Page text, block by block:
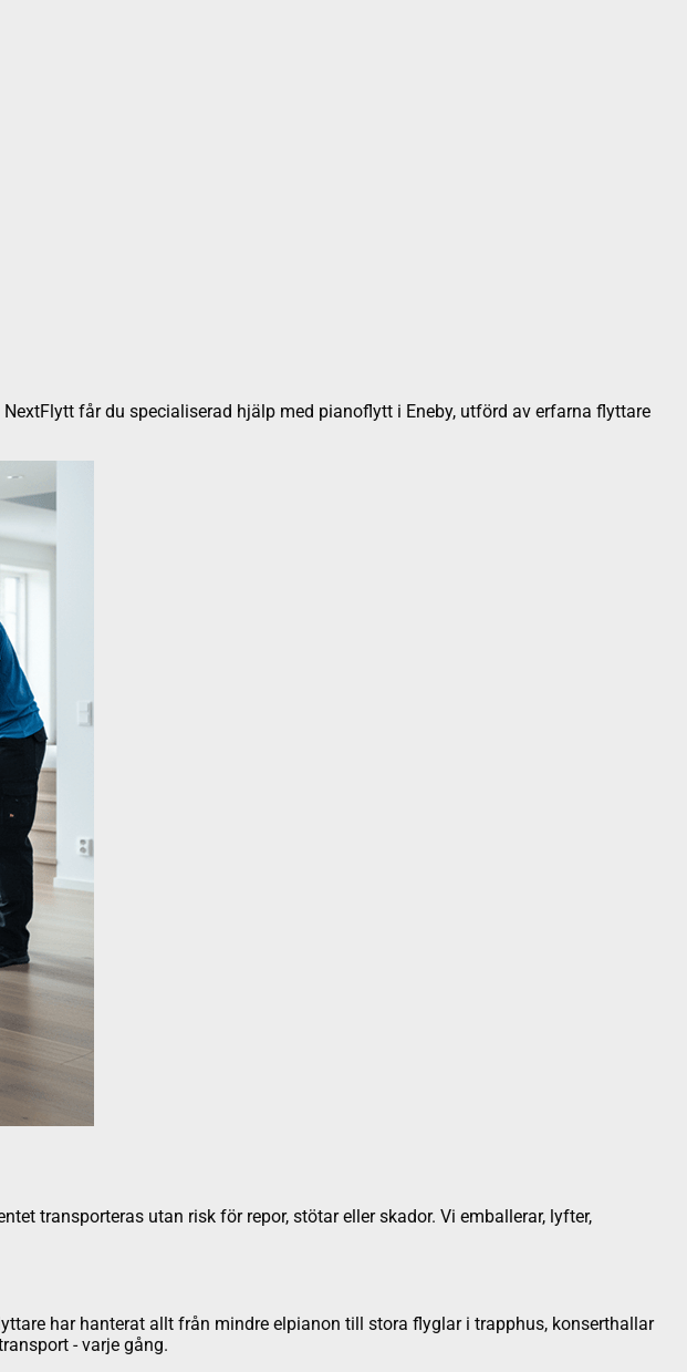
får du specialiserad hjälp med pianoflytt i Eneby, utförd av erfarna flyttare
transporteras utan risk för repor, stötar eller skador. Vi emballerar, lyfter,
har hanterat allt från mindre elpianon till stora flyglar i trapphus, konserthallar
- varje gång.